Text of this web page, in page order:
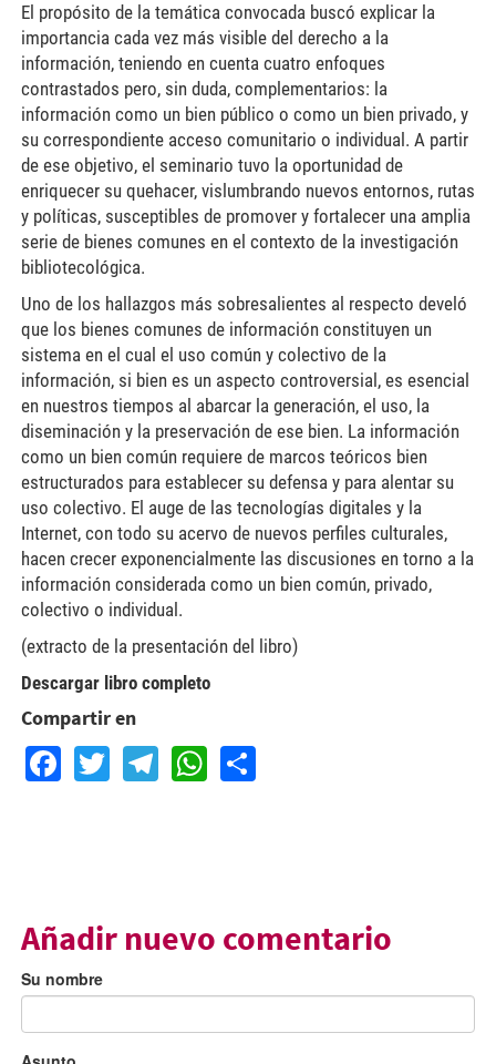
El propósito de la temática convocada buscó explicar la
importancia cada vez más visible del derecho a la
información, teniendo en cuenta cuatro enfoques
contrastados pero, sin duda, complementarios: la
información como un bien público o como un bien privado, y
su correspondiente acceso comunitario o individual. A partir
de ese objetivo, el seminario tuvo la oportunidad de
enriquecer su quehacer, vislumbrando nuevos entornos, rutas
y políticas, susceptibles de promover y fortalecer una amplia
serie de bienes comunes en el contexto de la investigación
bibliotecológica.
Uno de los hallazgos más sobresalientes al respecto develó
que los bienes comunes de información constituyen un
sistema en el cual el uso común y colectivo de la
información, si bien es un aspecto controversial, es esencial
en nuestros tiempos al abarcar la generación, el uso, la
diseminación y la preservación de ese bien. La información
como un bien común requiere de marcos teóricos bien
estructurados para establecer su defensa y para alentar su
uso colectivo. El auge de las tecnologías digitales y la
Internet, con todo su acervo de nuevos perfiles culturales,
hacen crecer exponencialmente las discusiones en torno a la
información considerada como un bien común, privado,
colectivo o individual.
(extracto de la presentación del libro)
Descargar libro completo
Compartir en
Facebook
TwitterTelegram
WhatsApp
Share
Añadir nuevo comentario
Su nombre